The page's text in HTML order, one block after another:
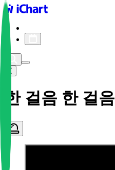
iChart logo
한 걸음 한 걸음